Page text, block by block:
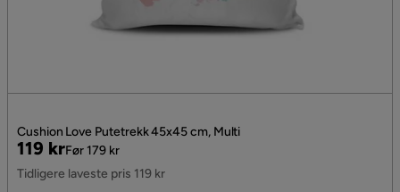
Cushion Love Putetrekk 45x45 cm, Multi
Pris
119 kr
Original
Pris
Før 179 kr
Tidligere laveste pris 119 kr